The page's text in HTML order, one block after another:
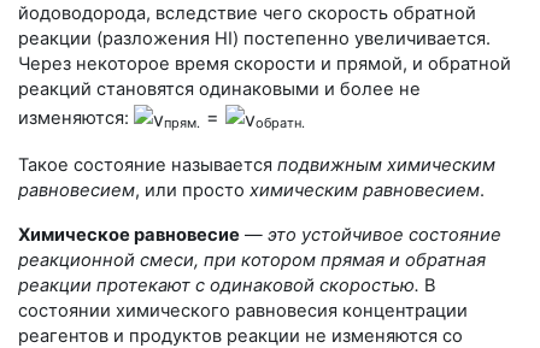
йодоводорода, вследствие чего скорость обратной
реакции (разложения HI) постепенно увеличивается.
Через некоторое время скорости и прямой, и обратной
реакций становятся одинаковыми и более не
изменяются:
прям. = обратн.
Такое состояние называется подвижным химическим
равновесием, или просто химическим равновесием.
Химическое равновесие — это устойчивое состояние
реакционной смеси, при котором прямая и обратная
реакции протекают с одинаковой скоростью. В
состоянии химического равновесия концентрации
реагентов и продуктов реакции не изменяются со